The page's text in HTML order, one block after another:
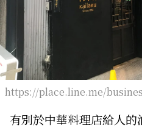
https://place.line.me/
有別於中華料理店給人